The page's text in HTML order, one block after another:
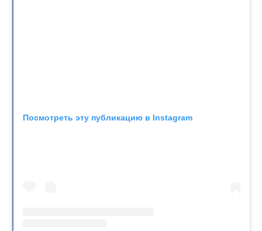
Посмотреть эту публикацию в Instagram